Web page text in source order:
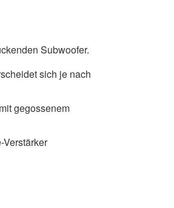
Subwoofer.
sich je nach
gegossenem